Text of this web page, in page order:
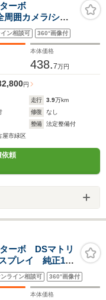
ーボ
囲カメラ/シー
ングヒーター/電
ー/メモリー付き
ン相談可 360°画像付
本体価格
438.7万円
円
走行 3.9万km
修復
なし
整備
法定整備付
屋市緑区
依頼
ーボ DSマトリ
プレイ 純正19
ヒーター・ベン
・ヘッドアッ
ンライン相談可 360°画像付
本体価格